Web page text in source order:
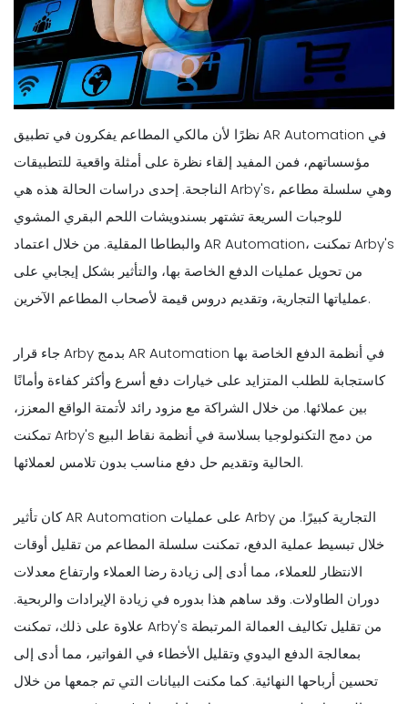
نظرًا لأن مالكي المطاعم يفكرون في تطبيق AR Automation في
مؤسساتهم، فمن المفيد إلقاء نظرة على أمثلة واقعية للتطبيقات
الناجحة. إحدى دراسات الحالة هذه هي Arby's، وهي سلسلة مطاعم
للوجبات السريعة تشتهر بسندويشات اللحم البقري المشوي
والبطاطا المقلية. من خلال اعتماد AR Automation، تمكنت Arby's
من تحويل عمليات الدفع الخاصة بها، والتأثير بشكل إيجابي على
عملياتها التجارية، وتقديم دروس قيمة لأصحاب المطاعم الآخرين.
جاء قرار Arby بدمج AR Automation في أنظمة الدفع الخاصة بها
كاستجابة للطلب المتزايد على خيارات دفع أسرع وأكثر كفاءة وأمانًا
بين عملائها. من خلال الشراكة مع مزود رائد لأتمتة الواقع المعزز،
تمكنت Arby's من دمج التكنولوجيا بسلاسة في أنظمة نقاط البيع
الحالية وتقديم حل دفع مناسب بدون تلامس لعملائها.
كان تأثير AR Automation على عمليات Arby التجارية كبيرًا. من
خلال تبسيط عملية الدفع، تمكنت سلسلة المطاعم من تقليل أوقات
الانتظار للعملاء، مما أدى إلى زيادة رضا العملاء وارتفاع معدلات
دوران الطاولات. وقد ساهم هذا بدوره في زيادة الإيرادات والربحية.
علاوة على ذلك، تمكنت Arby's من تقليل تكاليف العمالة المرتبطة
بمعالجة الدفع اليدوي وتقليل الأخطاء في الفواتير، مما أدى إلى
تحسين أرباحها النهائية. كما مكنت البيانات التي تم جمعها من خلال